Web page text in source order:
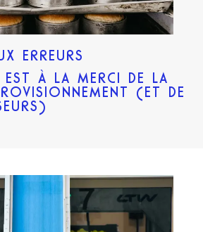
ERREURS
EST À LA MERCI DE LA
(ET DE